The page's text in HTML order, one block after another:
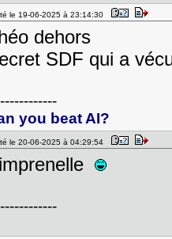
le 19-06-2025 à 23:14:30
dehors
SDF qui a
you beat AI?
le 20-06-2025 à 04:29:54